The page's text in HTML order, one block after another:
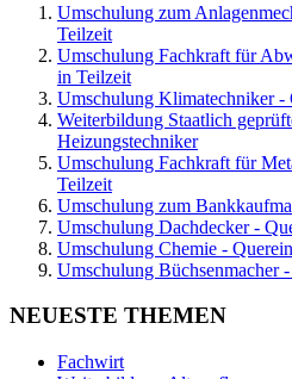
Umschulung zum
Teilzeit
Umschulung Fachkraft für
in Teilzeit
Umschulung Klimatechniker -
Weiterbildung Staatlich
Heizungstechniker
Umschulung Fachkraft für
Teilzeit
Umschulung zum
Umschulung Dachdecker -
Umschulung Chemie -
Umschulung Büchsenmacher
NEUESTE THEMEN
Fachwirt